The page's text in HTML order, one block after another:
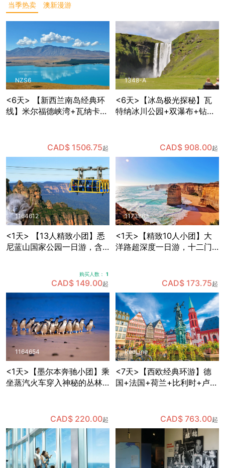
当季热卖 澳新漫游
NZS6
<6天> 【新西兰南岛经典环
线】米尔福德峡湾+瓦纳卡
餐食和部分景点门票，免费
接送机
CAD$ 1506.75起
1348-A
<6天>【冰岛极光探秘】瓦
特纳冰川公园+双瀑布+钻石
之一的蓝湖温泉，可自费体
验蓝冰洞探险，夜晚追寻极
CAD$ 908.00起
1164612
<1天> 【13人精致小团】悉
尼蓝山国家公园一日游，含
购买人数： 1
CAD$ 149.00起
1173863
<1天>【精致10人小团】大
洋路超深度一日游，十二门
CAD$ 173.75起
1164654
<1天>【墨尔本奔驰小团】乘
坐蒸汽火车穿入神秘的丛林
CAD$ 220.00起
RedLine
<7天>【西欧经典环游】德
国+法国+荷兰+比利时+卢森
CAD$ 763.00起